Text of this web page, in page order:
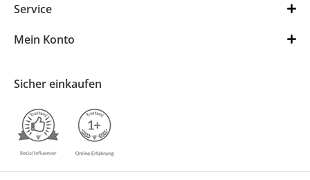
Service
Mein Konto
Sicher einkaufen